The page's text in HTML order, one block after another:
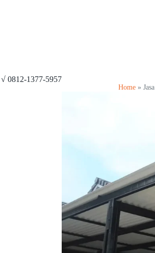
0812-1377-5957
Home »